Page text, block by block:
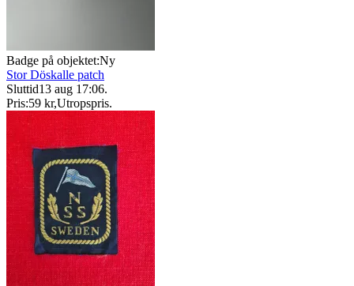
Badge på objektet:Ny
Stor Döskalle patch
Sluttid13 aug 17:06.
Pris:59 kr,Utropspris.